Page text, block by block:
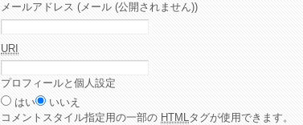
メールアドレス (メール (公開されません))
URI
プロフィールと個人設定
はい
いいえ
コメント スタイル指定用の一部の HTMLタグが使用できます。